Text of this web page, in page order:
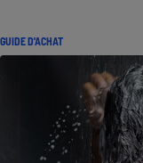
GUIDE D'ACHAT